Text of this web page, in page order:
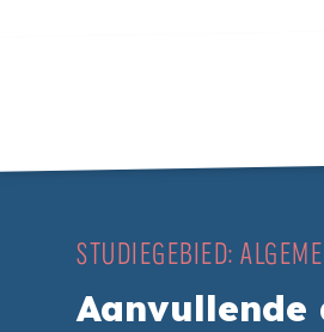
STUDIEGEBIED:
Aanvullende